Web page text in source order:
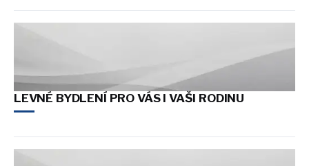
LEVNÉ BYDLENÍ PRO VÁS I VAŠI RODINU